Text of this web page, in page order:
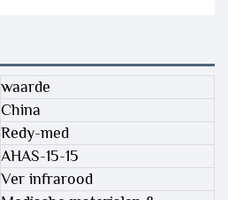
waarde
China
Redy-med
AHAS-15-15
Ver infrarood